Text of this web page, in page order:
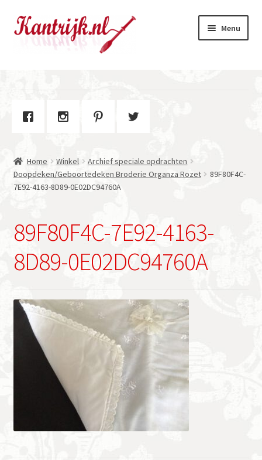
Ga
door
Ga
naar
Menu
Contact
Home Winkel
Archief speciale opdrachten
Doopdeken/Geboortedeken Broderie Organza Rozet
89F80F4C-
7E92-4163-8D89-0E02DC94760A
89F80F4C-7E92-4163-
8D89-0E02DC94760A